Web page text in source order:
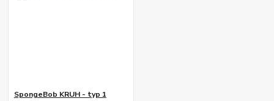
SpongeBob KRUH - typ 1